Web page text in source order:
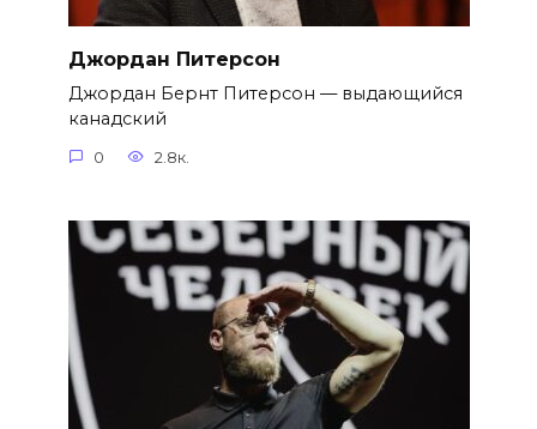
Джордан Питерсон
Джордан Бернт Питерсон — выдающийся
канадский
0 2.8к.